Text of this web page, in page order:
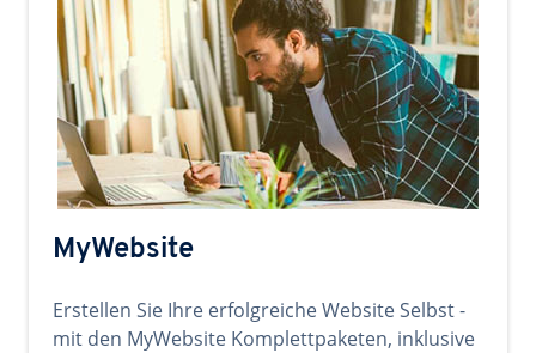
MyWebsite
Erstellen Sie Ihre erfolgreiche Website Selbst -
mit den MyWebsite Komplettpaketen, inklusive